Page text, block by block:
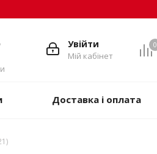
0
Увійти
Мій кабінет
Доставка і оплата